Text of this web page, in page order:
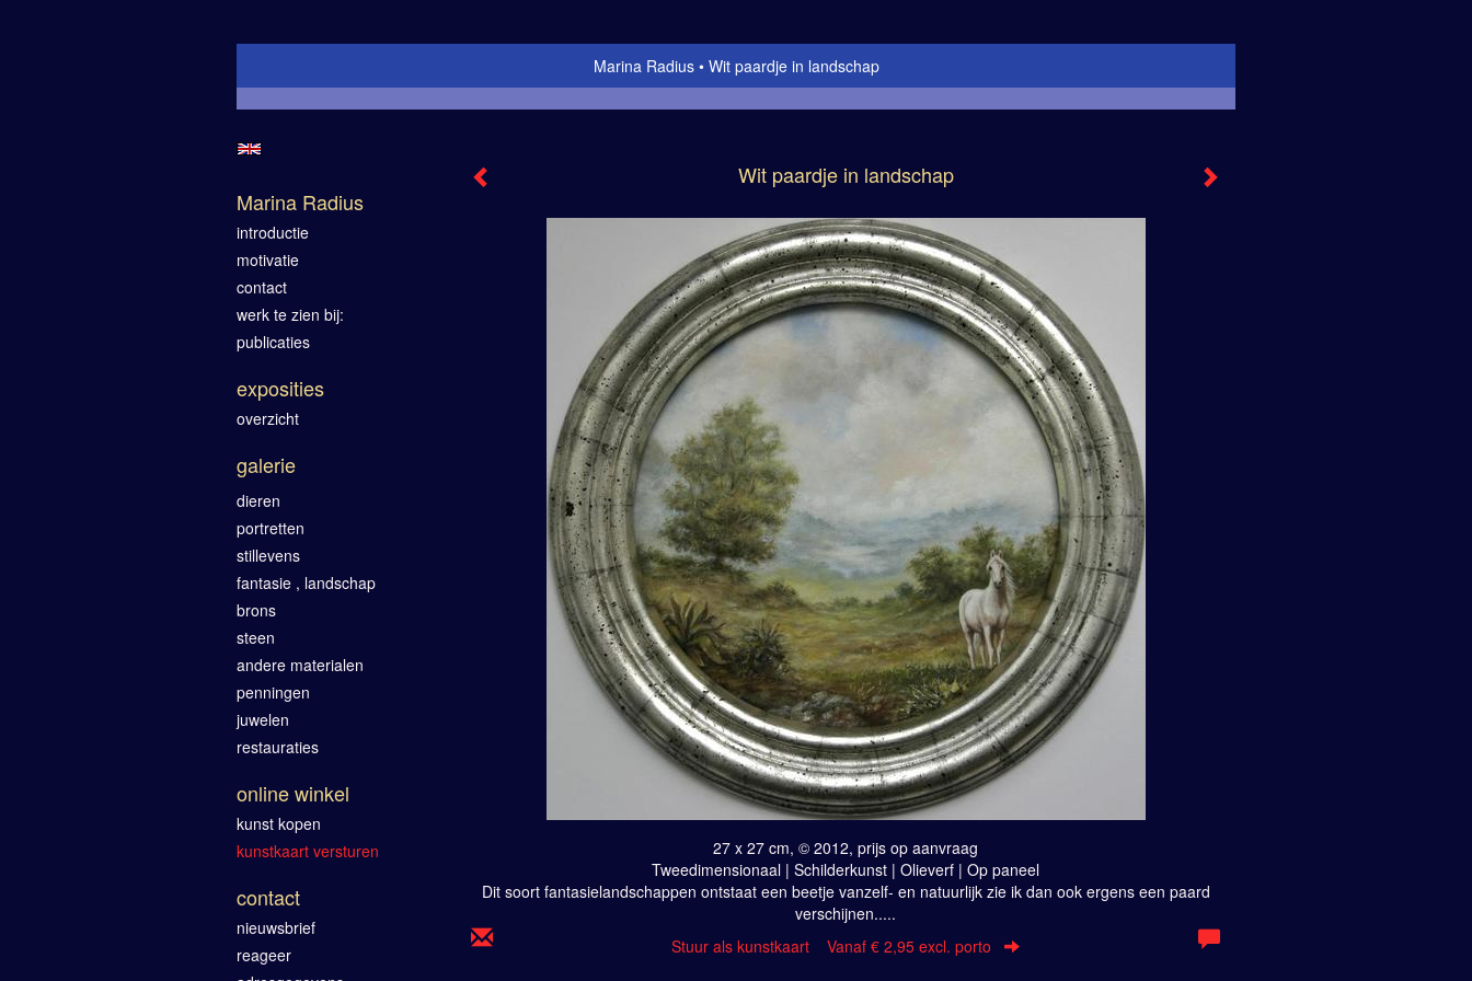
Marina Radius Wit paardje in landschap
Wit paardje in landschap
27 x 27 cm, © 2012, prijs op aanvraag
Tweedimensionaal | Schilderkunst | Olieverf | Op paneel
Dit soort fantasielandschappen ontstaat een beetje vanzelf- en natuurlijk zie ik dan ook ergens een paard
verschijnen.....
Stuur als kunstkaart Vanaf € 2,95 excl. porto
Marina Radius
introductie
motivatie
contact
werk te zien bij:
publicaties
exposities
overzicht
galerie
dieren
portretten
stillevens
fantasie , landschap
brons
steen
andere materialen
penningen
juwelen
restauraties
online winkel
kunst kopen
kunstkaart versturen
contact
nieuwsbrief
reageer